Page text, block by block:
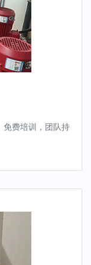
免费培训，团队持